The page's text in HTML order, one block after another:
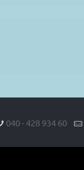
040 - 428 934 60